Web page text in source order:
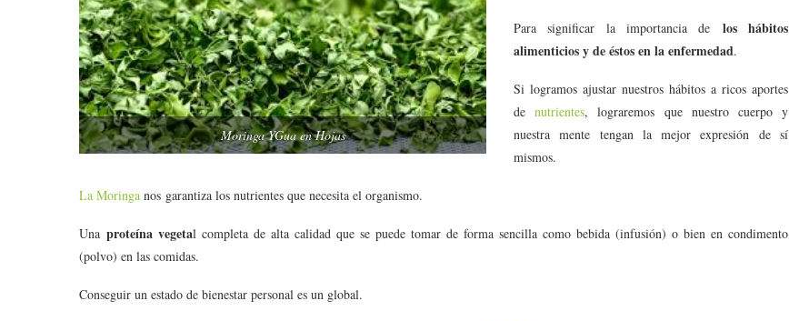
Moringa YGua en Hojas
Para significar la importancia de los hábitos
alimenticios y de éstos en la enfermedad.
Si logramos ajustar nuestros hábitos a ricos aportes
denutrientes, lograremos que nuestro cuerpo y
nuestra mente tengan la mejor expresión de sí
mismos.
La Moringa nos garantiza los nutrientes que necesita el organismo.
Una proteína vegetal completa de alta calidad que se puede tomar de forma sencilla como bebida (infusión) o bien en condimento
(polvo) en las comidas.
Conseguir un estado de bienestar personal es un global.